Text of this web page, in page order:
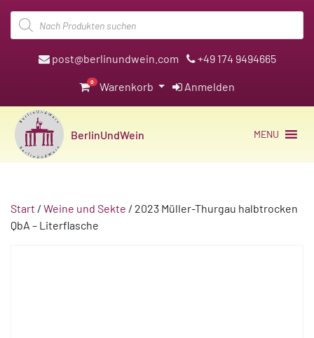
Products
search
post@berlinundwein.com +49 174 9494665
0 Warenkorb Anmelden
BerlinUndWein MENU
Start / Weine und Sekte / 2023 Müller-Thurgau halbtrocken
QbA – Literflasche